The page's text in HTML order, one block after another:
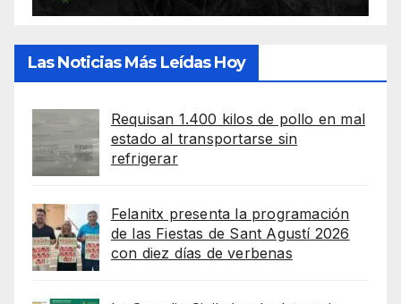
Las Noticias Más Leídas Hoy
Requisan 1.400 kilos de pollo en mal
estado al transportarse sin
refrigerar
Felanitx presenta la programación
de las Fiestas de Sant Agustí 2026
con diez días de verbenas